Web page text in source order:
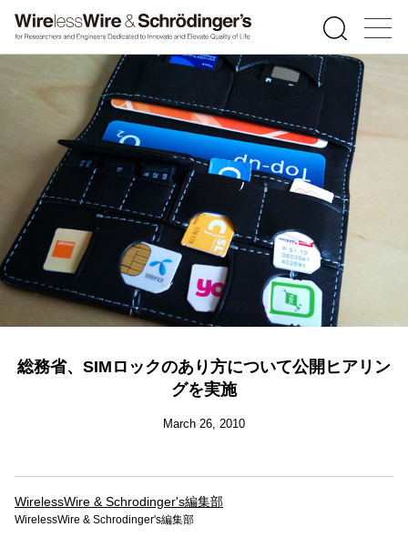
総務省、SIMロックのあり方について公開ヒアリン
グを実施
March 26, 2010
WirelessWire & Schrodinger's編集部
WirelessWire & Schrodinger's編集部